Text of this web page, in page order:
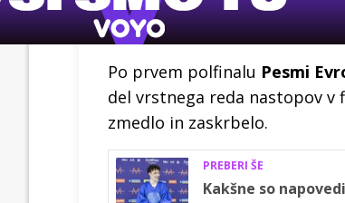
Po prvem polfinalu Pesmi
del vrstnega reda nastopov
zmedlo in zaskrbelo.
PREBERI ŠE
Kakšne so